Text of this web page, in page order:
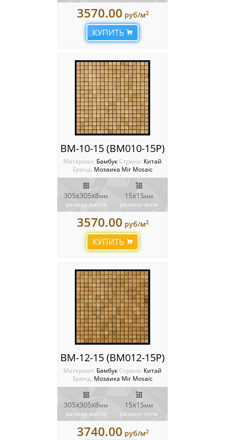
3570.00 руб/м2
КУПИТЬ
BM-10-15 (BM010-15P)
Материал: Бамбук Cтрана: Китай
Бренд: Мозаика Mir Mosaic
305x305х8мм
размер листа
15х15мм
размер чипа
3570.00 руб/м2
КУПИТЬ
BM-12-15 (BM012-15P)
Материал: Бамбук Cтрана: Китай
Бренд: Мозаика Mir Mosaic
305x305х8мм
размер листа
15х15мм
размер чипа
3740.00 руб/м2